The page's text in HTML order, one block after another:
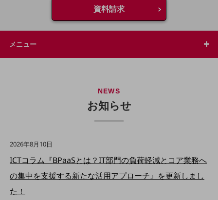
電話・映像コミュニケーション
IoT
災害対策・BCP
課題・ニーズで探す
コミュニケーション・情報共有
資料請求
メニュー
NEWS
お知らせ
2026年8月10日
ICTコラム『BPaaSとは？IT部門の負荷軽減とコア業務へ
の集中を支援する新たな活用アプローチ』を更新しまし
た！